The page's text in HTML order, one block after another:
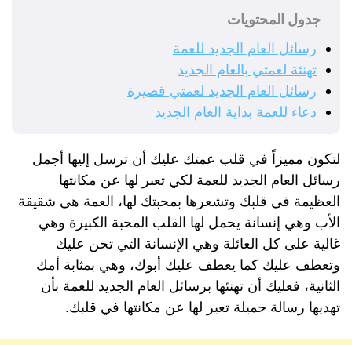
جدول المحتويات
رسائل العام الجديد للعمة
تهنئة لعمتي بالعام الجديد
رسائل العام الجديد لعمتي قصيرة
دعاء للعمة بداية العام الجديد
لتكون مميزاً في قلب عمتك عليك أن ترسل إليها أجمل
رسائل العام الجديد للعمة لكي تعبر لها عن مكانتها
العظيمة في قلبك وتشعرها بمحبتك لها، العمة هي شقيقة
الأب وهي إنسانة يحمل لها القلب المحبة الكبيرة وهي
غالية على كل العائلة وهي الإنسانة التي تحن عليك
وتعطف عليك كما يعطف عليك أبوك، وهي بمثابة أمك
الثانية، فعليك أن تهنئها برسائل العام الجديد للعمة بأن
تهديها رسالة جميلة تعبر لها عن مكانتها في قلبك.